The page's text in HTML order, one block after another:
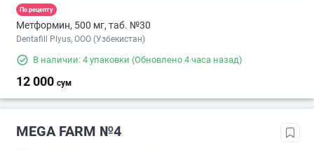
По рецепту
Метформин, 500 мг, таб. №30
Dentafill Plyus, ООО (Узбекистан)
В наличии: 4 упаковки (Обновлено 4 часа назад)
12 000 сум
MEGA FARM №4